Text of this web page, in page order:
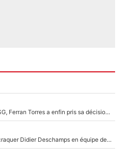
Rester à Barcelone ou partir au PSG, Ferran Torres a enfin pris sa décision : La course contre la montre est lancée !
Le jour où Zinedine Zidane a fait craquer Didier Deschamps en équipe de France : «Je m’en suis voulu», l’ancien sélectionneur a regretté son geste !